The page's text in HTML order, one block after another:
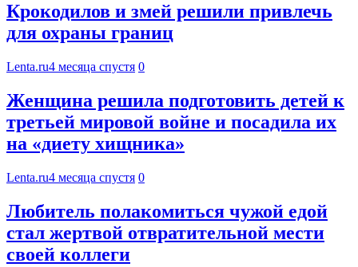
Крокодилов и змей решили привлечь
для охраны границ
Lenta.ru4 месяца спустя 0
Женщина решила подготовить детей к
третьей мировой войне и посадила их
на «диету хищника»
Lenta.ru4 месяца спустя 0
Любитель полакомиться чужой едой
стал жертвой отвратительной мести
своей коллеги